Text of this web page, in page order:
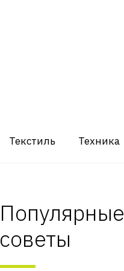
Текстиль Техника
Популярные
советы